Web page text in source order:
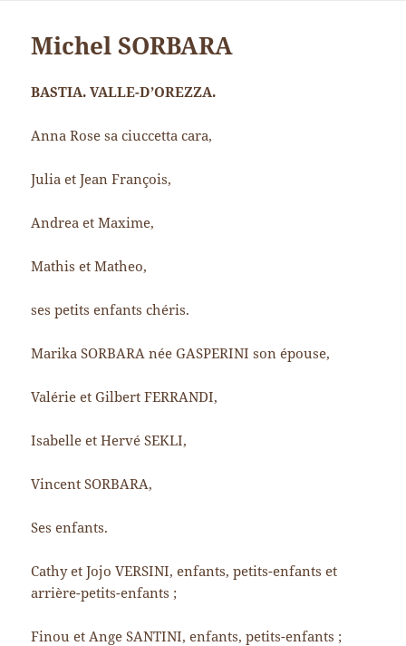
Michel SORBARA
BASTIA. VALLE-D’OREZZA.
Anna Rose sa ciuccetta cara,
Julia et Jean François,
Andrea et Maxime,
Mathis et Matheo,
ses petits enfants chéris.
Marika SORBARA née GASPERINI son épouse,
Valérie et Gilbert FERRANDI,
Isabelle et Hervé SEKLI,
Vincent SORBARA,
Ses enfants.
Cathy et Jojo VERSINI, enfants, petits-enfants et
arrière-petits-enfants ;
Finou et Ange SANTINI, enfants, petits-enfants ;